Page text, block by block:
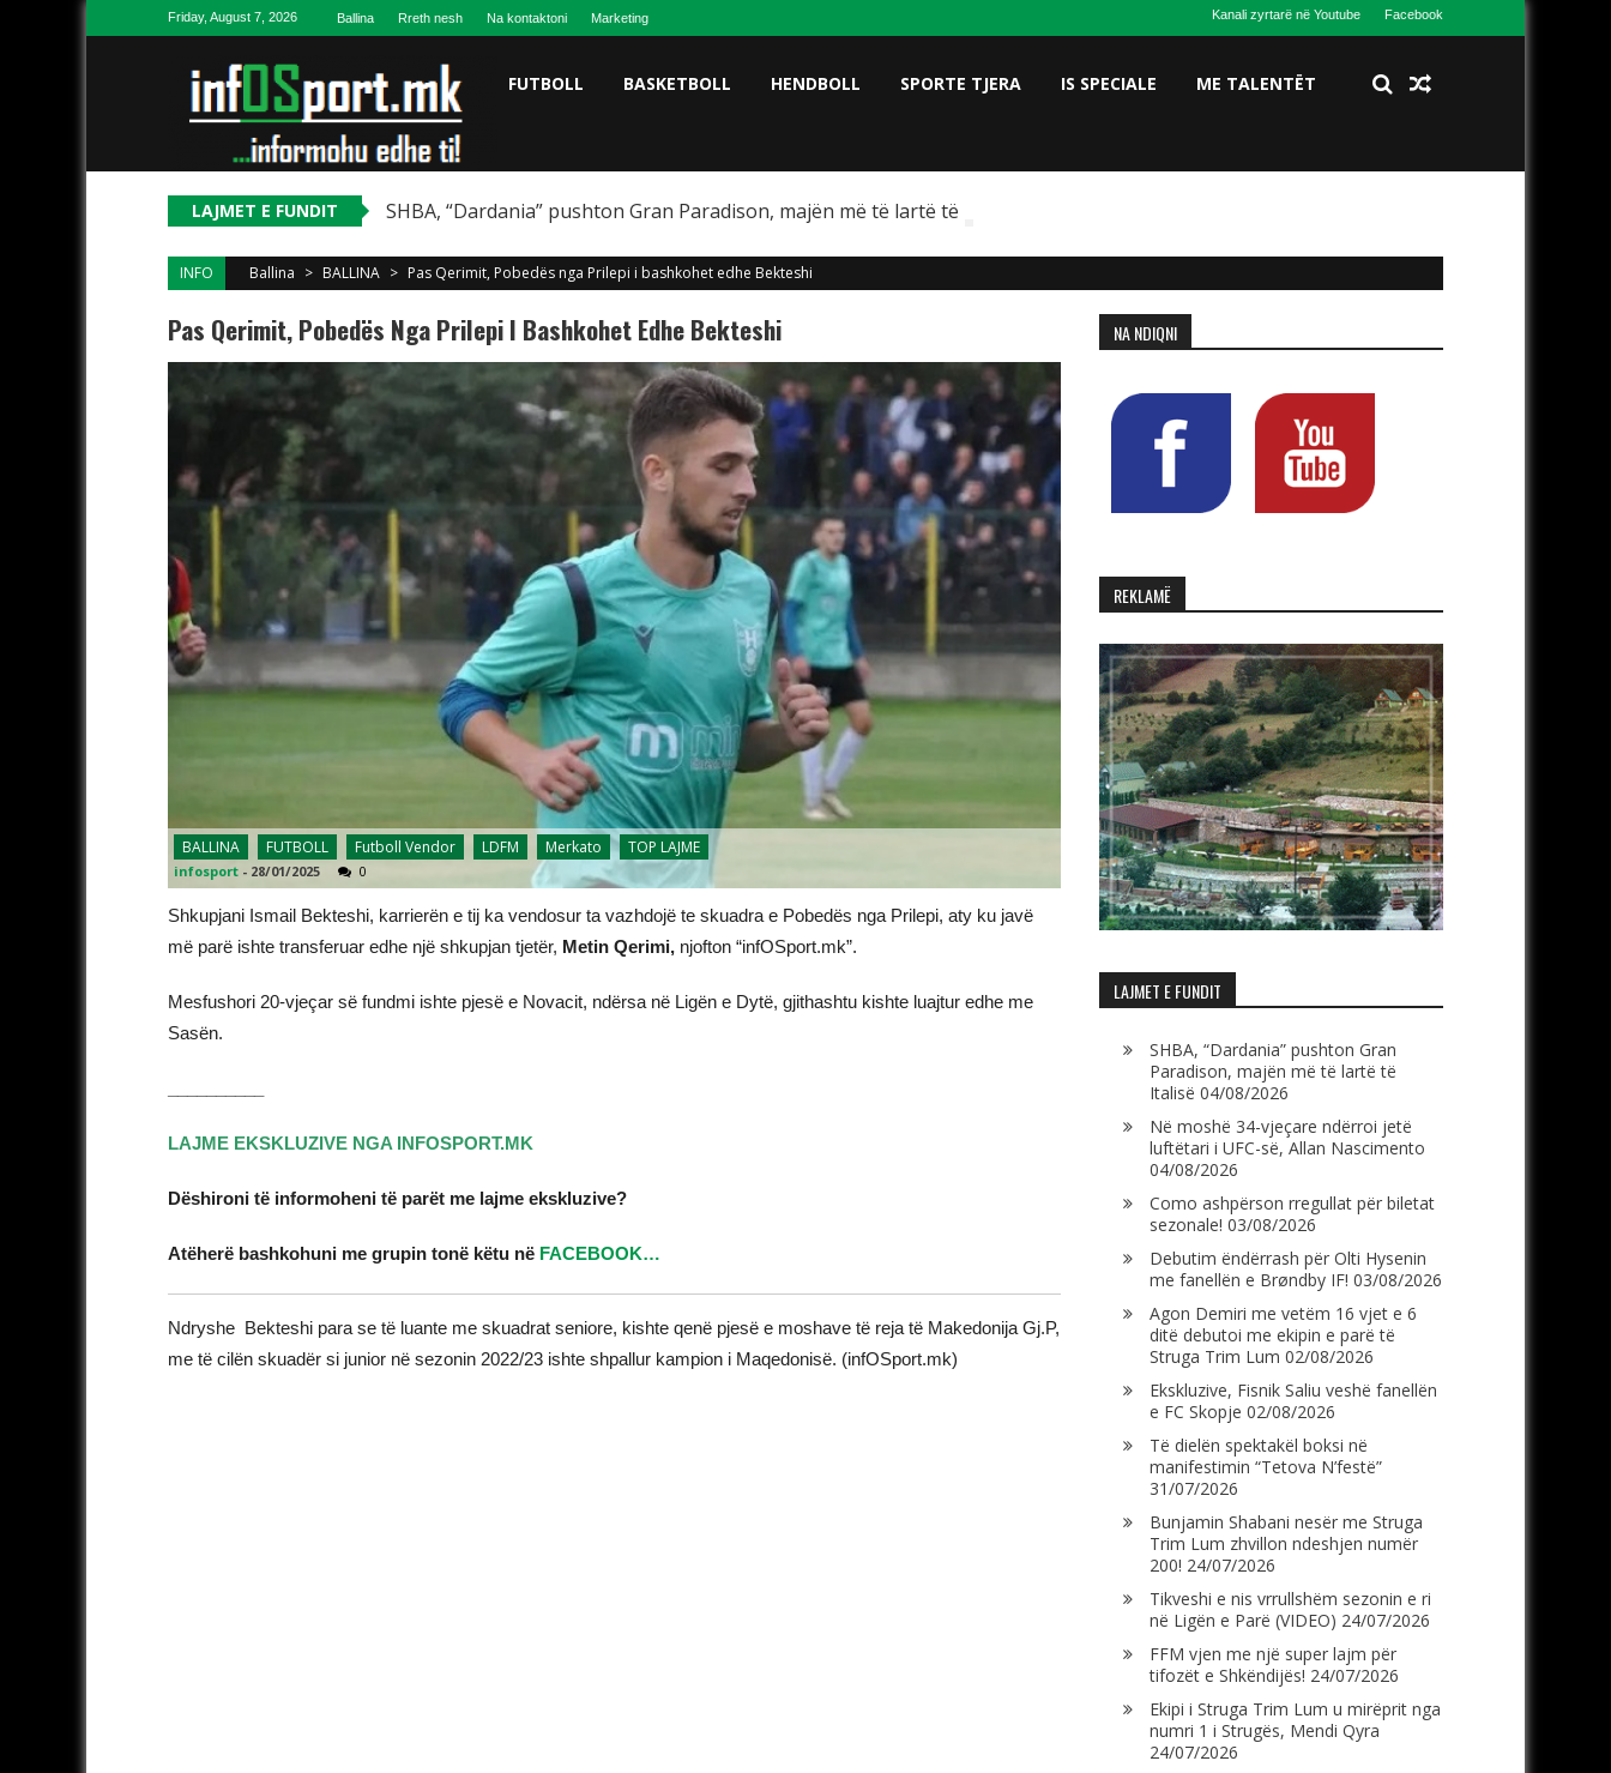
Skip to contentFriday, August 7, 2026 Ballina Rreth nesh Na kontaktoni Marketing Kanali zyrtarë në Youtube Facebook
FUTBOLL BASKETBOLL HENDBOLL SPORTE TJERA IS SPECIALE ME TALENTËT
LAJMET E FUNDIT SHBA, “Dardania” pushton Gran Paradison, majën më të lartë të Italisë
INFO Ballina > BALLINA > Pas Qerimit, Pobedës nga Prilepi i bashkohet edhe Bekteshi
Pas Qerimit, Pobedës Nga Prilepi I Bashkohet Edhe Bekteshi
BALLINA FUTBOLL Futboll Vendor LDFM Merkato TOP LAJME
infosport - 28/01/2025 0
Shkupjani Ismail Bekteshi, karrierën e tij ka vendosur ta vazhdojë te skuadra e Pobedës nga Prilepi, aty ku javë
më parë ishte transferuar edhe një shkupjan tjetër, Metin Qerimi, njofton “infOSport.mk”.
Mesfushori 20-vjeçar së fundmi ishte pjesë e Novacit, ndërsa në Ligën e Dytë, gjithashtu kishte luajtur edhe me
Sasën.
LAJME EKSKLUZIVE NGA INFOSPORT.MK
Dëshironi të informoheni të parët me lajme ekskluzive?
Atëherë bashkohuni me grupin tonë këtu në FACEBOOK…
Ndryshe Bekteshi para se të luante me skuadrat seniore, kishte qenë pjesë e moshave të reja të Makedonija Gj.P,
me të cilën skuadër si junior në sezonin 2022/23 ishte shpallur kampion i Maqedonisë. (infOSport.mk)
NA NDIQNI
REKLAMË
LAJMET E FUNDIT
SHBA, “Dardania” pushton Gran
Paradison, majën më të lartë të
Italisë 04/08/2026
Në moshë 34-vjeçare ndërroi jetë
luftëtari i UFC-së, Allan Nascimento
04/08/2026
Como ashpërson rregullat për biletat
sezonale! 03/08/2026
Debutim ëndërrash për Olti Hysenin
me fanellën e Brøndby IF! 03/08/2026
Agon Demiri me vetëm 16 vjet e 6
ditë debutoi me ekipin e parë të
Struga Trim Lum 02/08/2026
Ekskluzive, Fisnik Saliu veshë fanellën
e FC Skopje 02/08/2026
Të dielën spektakël boksi në
manifestimin “Tetova N’festë”
31/07/2026
Bunjamin Shabani nesër me Struga
Trim Lum zhvillon ndeshjen numër
200! 24/07/2026
Tikveshi e nis vrrullshëm sezonin e ri
në Ligën e Parë (VIDEO) 24/07/2026
FFM vjen me një super lajm për
tifozët e Shkëndijës! 24/07/2026
Ekipi i Struga Trim Lum u mirëprit nga
numri 1 i Strugës, Mendi Qyra
24/07/2026